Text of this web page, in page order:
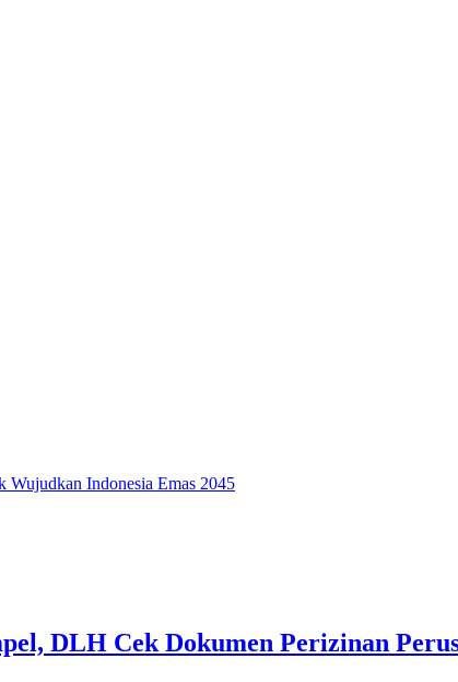
Wujudkan Indonesia Emas 2045
DLH Cek Dokumen Perizinan